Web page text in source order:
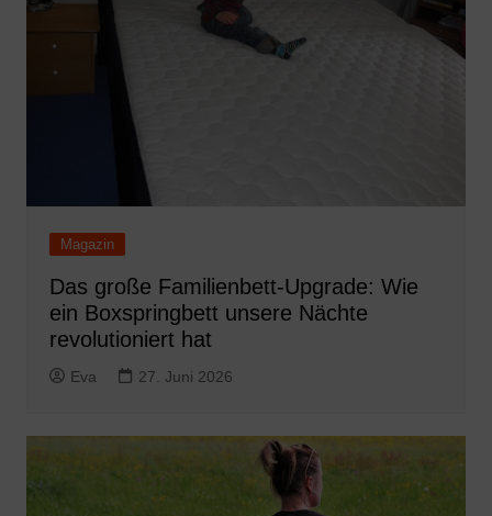
Magazin
Das große Familienbett-Upgrade: Wie
ein Boxspringbett unsere Nächte
revolutioniert hat
Eva 27. Juni 2026